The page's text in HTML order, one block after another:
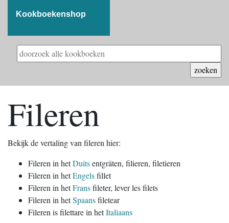
Kookboekenshop
Fileren
Bekijk de vertaling van fileren hier:
Fileren in hetDuitsentgräten, filieren, filetieren
Fileren in hetEngelsfillet
Fileren in hetFransfileter, lever les filets
Fileren in hetSpaansfiletear
Fileren is filettare in hetItaliaans